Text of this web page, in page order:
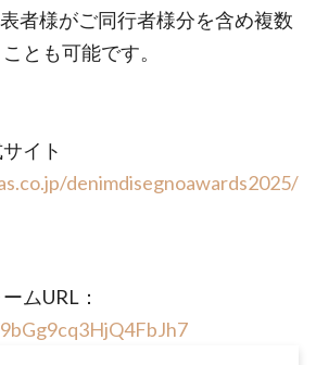
者様がご同行者様分を含め複数
とも可能です。
イト
denimdisegnoawards2025/
ムURL：